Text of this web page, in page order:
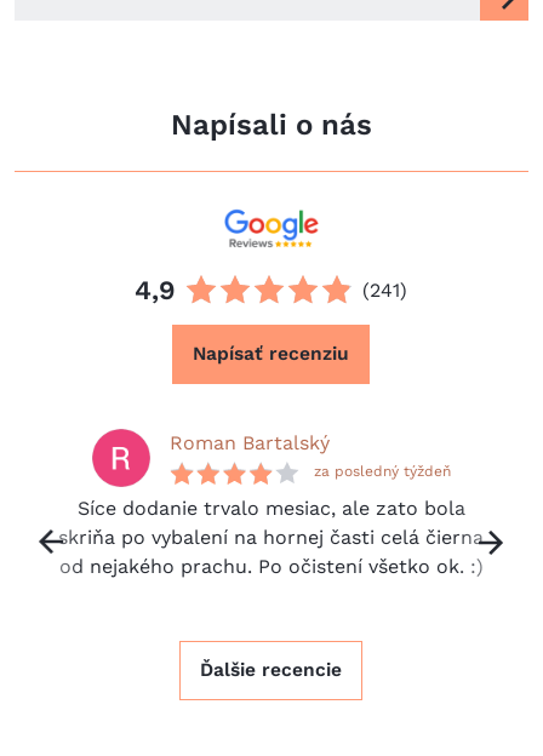
Napísali o nás
4,9 (241)
Napísať recenziu
Next
Roman Bartalský
za posledný týždeň
Síce dodanie trvalo mesiac, ale zato bola
skriňa po vybalení na hornej časti celá čierna
od nejakého prachu. Po očistení všetko ok. :)
Ďalšie recencie